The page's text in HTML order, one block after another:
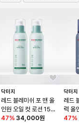
닥터지
레드 블레미쉬 포 맨 올
인원 오일 컷 로션 150
mLx2개
47% 34,000원
닥터지
레드
력 올
47%